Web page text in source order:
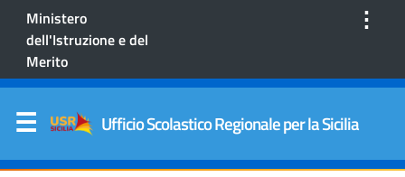
Ministero
dell'Istruzione e del
Merito
⋮
Ufficio Scolastico Regionale per la Sicilia